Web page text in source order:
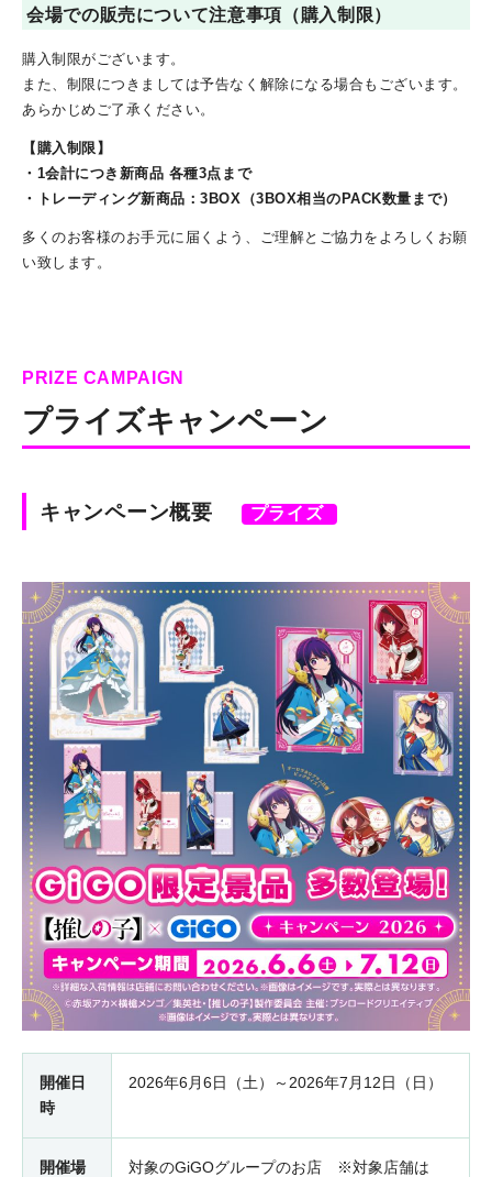
会場での販売について注意事項（購入制限）
購入制限がございます。
また、制限につきましては予告なく解除になる場合もございます。
あらかじめご了承ください。
【購入制限】
・1会計につき新商品 各種3点まで
・トレーディング新商品：3BOX（3BOX相当のPACK数量まで）
多くのお客様のお手元に届くよう、ご理解とご協力をよろしくお願
い致します。
PRIZE CAMPAIGN
プライズキャンペーン
キャンペーン概要 プライズ
開催日
時
2026年6月6日（土）～2026年7月12日（日）
開催場
対象のGiGOグループのお店 ※対象店舗は